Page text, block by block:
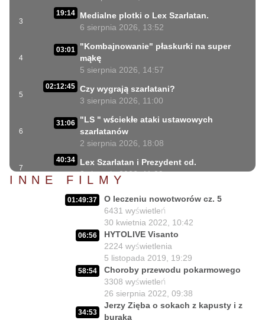
3
19:14
Medialne plotki o Lex Szarlatan.
6 sierpnia 2026, 13:52
4
03:01
"Kombajnowanie" płaskurki na super
mąkę
5 sierpnia 2026, 14:57
5
02:12:45 Czy wygrają szarlatani?
3 sierpnia 2026, 11:00
6
31:06
"LS " wściekłe ataki ustawowych
szarlatanów
2 sierpnia 2026, 18:08
7
40:34
Lex Szarlatan i Prezydent cd.
2 sierpnia 2026, 11:09
Czego nie może się doczekać dr Suwała?
1 sierpnia 2026, 16:01
Szczepionkowa bańka w końcu pękła!
1 sierpnia 2026, 10:02
NIESPODZIANKA u Prezydenta
Nawrockiego!!
30 lipca 2026, 15:45
Czy Prezydent uratuje chorych
Polaków?
INNE FILMY
01:49:37
O leczeniu nowotworów cz. 5
6431 wyświetleń
30 kwietnia 2022, 10:42
06:56
HYTOLIVE Visanto
2224 wyświetlenia
5 listopada 2019, 19:29
58:54
Choroby przewodu pokarmowego
3308 wyświetleń
26 sierpnia 2022, 09:38
34:53
Jerzy Zięba o sokach z kapusty i z
buraka